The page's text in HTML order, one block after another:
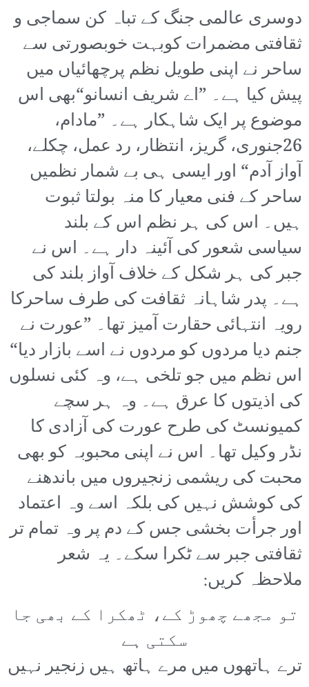
دوسری عالمی جنگ کے تباہ کن سماجی و
ثقافتی مضمرات کوبہت خوبصورتی سے
ساحر نے اپنی طویل نظم پرچھائیاں میں
پیش کیا ہے۔ ”اے شریف انسانو“بھی اس
موضوع پر ایک شاہکار ہے۔ ”مادام،
26جنوری، گریز، انتظار، رد عمل، چکلے،
آواز آدم“ اور ایسی ہی بے شمار نظمیں
ساحر کے فنی معیار کا منہ بولتا ثبوت
ہیں۔ اس کی ہر نظم اس کے بلند
سیاسی شعور کی آئینہ دار ہے۔ اس نے
جبر کی ہر شکل کے خلاف آواز بلند کی
ہے۔ پدر شاہانہ ثقافت کی طرف ساحرکا
رویہ انتہائی حقارت آمیز تھا۔ ”عورت نے
جنم دیا مردوں کو مردوں نے اسے بازار دیا“
اس نظم میں جو تلخی ہے، وہ کئی نسلوں
کی اذیتوں کا عرق ہے۔ وہ ہر سچے
کمیونسٹ کی طرح عورت کی آزادی کا
نڈر وکیل تھا۔ اس نے اپنی محبوبہ کو بھی
محبت کی ریشمی زنجیروں میں باندھنے
کی کوشش نہیں کی بلکہ اسے وہ اعتماد
اور جرأت بخشی جس کے دم پر وہ تمام تر
ثقافتی جبر سے ٹکرا سکے۔ یہ شعر
ملاحظہ کریں:
تو مجھے چھوڑ کے، ٹھکرا کے بھی جا
سکتی ہے
ترے ہاتھوں میں مرے ہاتھ ہیں زنجیر نہیں